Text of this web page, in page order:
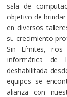
sala de
objetivo de
en diversos
su crecimiento
Sin Límites,
Informática de
deshabilitada
equipos se
alianza con